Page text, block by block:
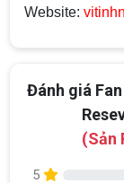
Website:
Đánh giá
(Sản
5